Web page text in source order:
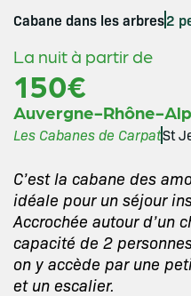
Cabane dans les arbres2
La nuit à partir de
150€
Auvergne-Rhône-
Les Cabanes de CarpatSt
C’est la cabane des
idéale pour un séjour
Accrochée autour d’un
capacité de 2
on y accède par une
et un escalier.